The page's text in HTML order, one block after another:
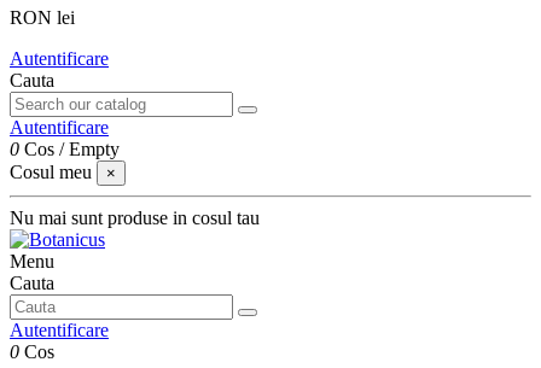
RON lei
Autentificare
Cauta
Autentificare
0 Cos /Empty
Cosul meu
×
Nu mai sunt produse in cosul tau
Menu
Cauta
Autentificare
0 Cos